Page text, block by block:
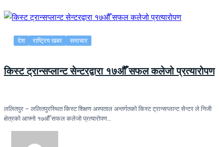
देश राष्ट्रिय खबर समाचार
किस्ट ट्रान्सप्लान्ट सेन्टरद्वारा १७औँ सफल कलेजो प्रत्यारोपण
ललितपुर – ललितपुरस्थित किस्ट शिक्षण अस्पताल अन्तर्गतको किस्ट ट्रान्सप्लान्ट सेन्टर ले निजी
क्षेत्रको आफ्नो १७औँ सफल कलेजो प्रत्यारोपण…